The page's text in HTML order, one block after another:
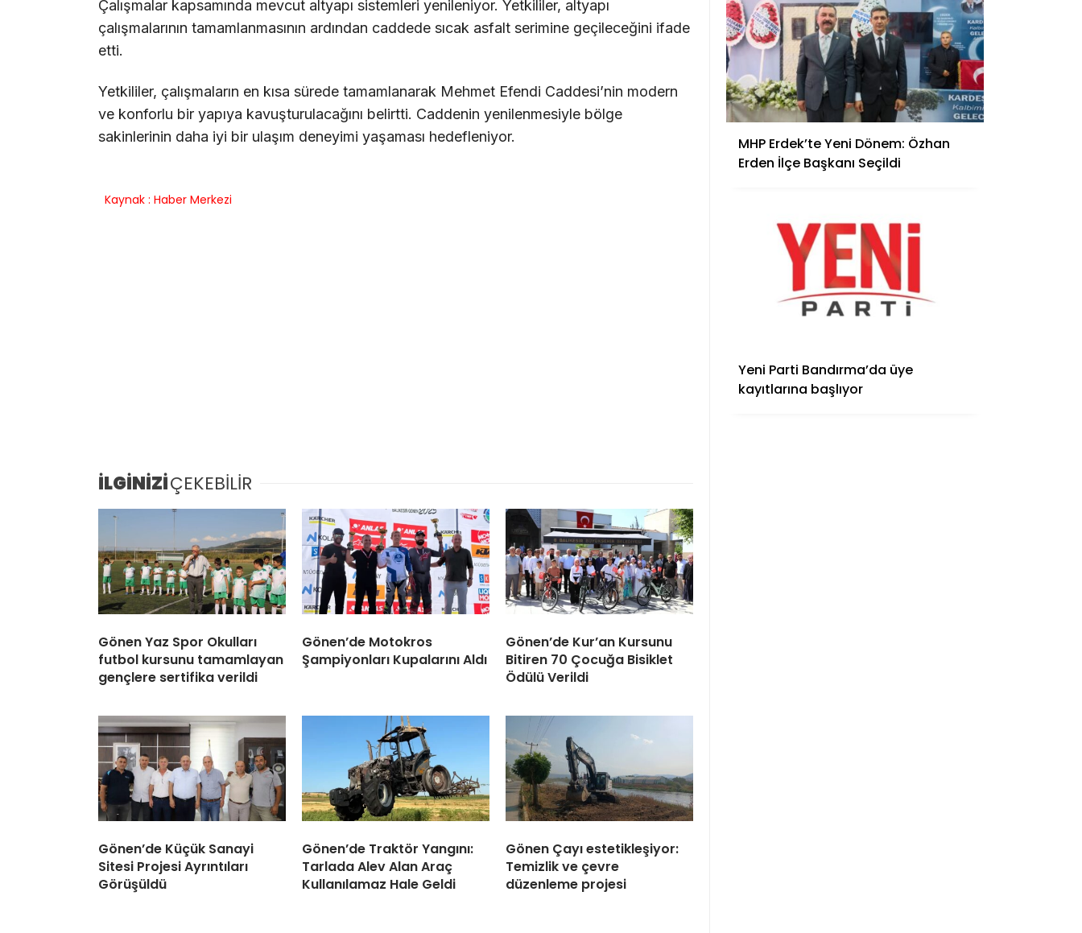
Çalışmalar kapsamında mevcut altyapı sistemleri yenileniyor. Yetkililer, altyapı
çalışmalarının tamamlanmasının ardından caddede sıcak asfalt serimine geçileceğini ifade
etti.
Yetkililer, çalışmaların en kısa sürede tamamlanarak Mehmet Efendi Caddesi’nin modern
ve konforlu bir yapıya kavuşturulacağını belirtti. Caddenin yenilenmesiyle bölge
sakinlerinin daha iyi bir ulaşım deneyimi yaşaması hedefleniyor.
Kaynak : Haber Merkezi
İLGİNİZİÇEKEBİLİR
Gönen Yaz Spor Okulları
futbol kursunu tamamlayan
gençlere sertifika verildi
Gönen’de Motokros
Şampiyonları Kupalarını Aldı
Gönen’de Kur’an Kursunu
Bitiren 70 Çocuğa Bisiklet
Ödülü Verildi
Gönen’de Küçük Sanayi
Sitesi Projesi Ayrıntıları
Görüşüldü
Gönen’de Traktör Yangını:
Tarlada Alev Alan Araç
Kullanılamaz Hale Geldi
Gönen Çayı estetikleşiyor:
Temizlik ve çevre
düzenleme projesi
MHP Erdek’te Yeni Dönem: Özhan
Erden İlçe Başkanı Seçildi
Yeni Parti Bandırma’da üye
kayıtlarına başlıyor